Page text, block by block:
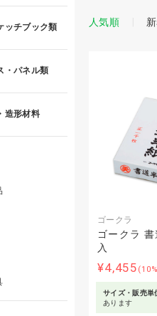
人気順
ゴークラ
ゴークラ
入
¥4,455
サイズ・販売単
あります
ッチブック類
・パネル類
造形材料